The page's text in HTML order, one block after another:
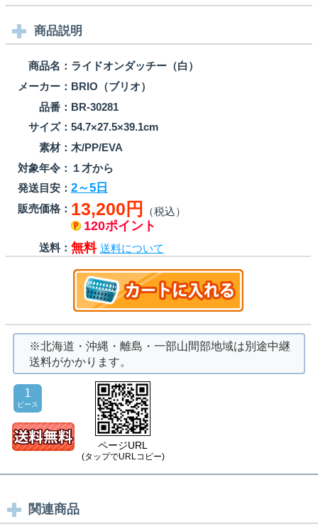
商品説明
商品名： ライドオンダッチー（白）
メーカー： BRIO（ブリオ）
品番： BR-30281
サイズ： 54.7×27.5×39.1cm
素材： 木/PP/EVA
対象年令： １才から
発送目安： 2～5日
販売価格： 13,200円 （税込）
120ポイント
送料： 無料 送料について
※北海道・沖縄・離島・一部山間部地域は別途中継
送料がかかります。
1
ピース
ページURL
(タップでURLコピー)
関連商品